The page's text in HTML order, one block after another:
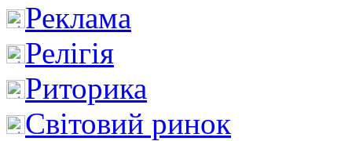
Реклама
Релігія
Риторика
Світовий ринок